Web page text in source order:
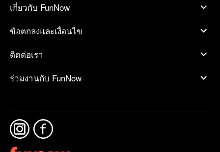
เกี่ยวกับ FunNow
ข้อตกลงและเงื่อนไข
ติดต่อเรา
ร่วมงานกับ FunNow